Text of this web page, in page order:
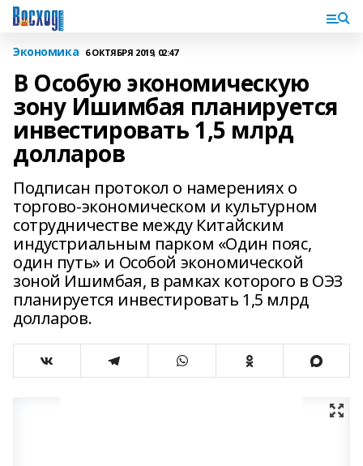
Экономика 6 ОКТЯБРЯ 2019, 02:47
В Особую экономическую
зону Ишимбая планируется
инвестировать 1,5 млрд
долларов
Подписан протокол о намерениях о
торгово-экономическом и культурном
сотрудничестве между Китайским
индустриальным парком «Один пояс,
один путь» и Особой экономической
зоной Ишимбая, в рамках которого в ОЭЗ
планируется инвестировать 1,5 млрд
долларов.